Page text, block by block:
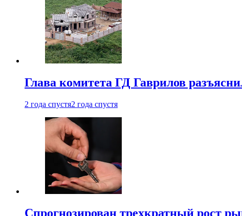
Глава комитета ГД Гаврилов
2 года спустя2 года спустя
Спрогнозирован трехкратный рост